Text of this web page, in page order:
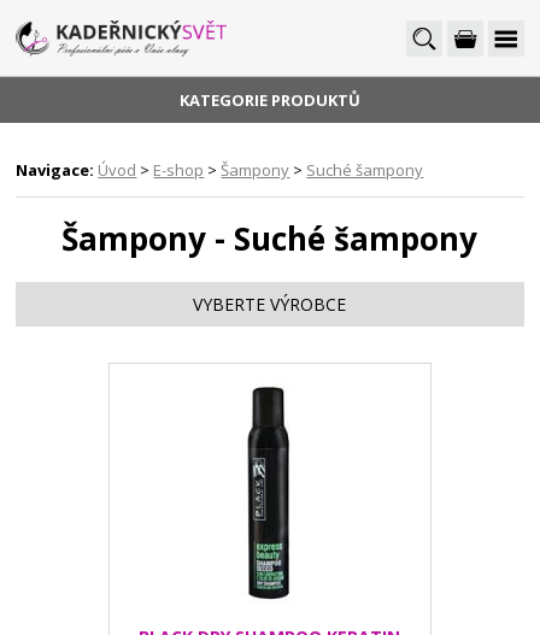
KATEGORIE PRODUKTŮ
Navigace: Úvod > E-shop >Šampony > Suché šampony
Šampony - Suché šampony
VYBERTE VÝROBCE